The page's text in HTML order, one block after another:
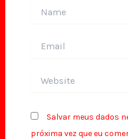
Salvar meus dados
próxima vez que eu